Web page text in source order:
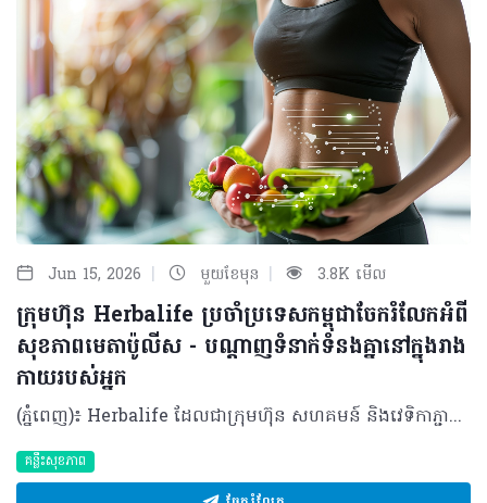
Jun 15, 2026 | មួយខែមុន | 3.8K មើល
ក្រុមហ៊ុន Herbalife ប្រចាំប្រទេសកម្ពុជាចែករំលែកអំពី
សុខភាពមេតាប៉ូលីស - បណ្តាញទំនាក់ទំនងគ្នានៅក្នុងរាង
កាយរបស់អ្នក
(ភ្នំពេញ)៖ Herbalife ដែលជាក្រុមហ៊ុន សហគមន៍ និងវេទិកាភ្ជាប់ទំនាក់ទំនង លំដាប់ថ្នាក់ពិភពលោក ផ្នែកសុខភាព និងសុខុមាលភាពបានចែករំលែកអំពី សុខភាពមេតាប៉ូលីសនិងបណ្តាញទំនាក់ទំនងគ្នានៅក្នុងរាងកាយរបស់អ្នក។ សុខភាពមេតាប៉ូលីស មិនមែនត្រឹមតែជាការគ្រប់គ្រងទម្ងន់ ឬជាតិស្ករនោះទេ ប៉ុន្តែវាគឺជាសមត្ថភាពរបស់រាងកាយក្នុងការបំប្លែងអាហារទៅជាថាមពលប្រកបដោយប្រសិទ្ធភាព។ វាក៏រួមបញ្ចូលទាំងការរក្សាកម្រិតជាតិស្ករ ជាតិខ្លាញ់ សម្ពាធឈាមឱ្យនៅកម្រិតល្អ និងការបង្ការការរលាករ៉ាំរ៉ៃក្នុងរាងកាយផងដែរ។ ការផ្លាស់ប្តូររបបអាហារ ការរស់នៅបែបអង្គុយច្រើនមិនសូវបញ្ចេញកម្លាំង គឺជាកត្តាជម្រុញឱ្យសុខភាពមេតាប៉ូលីសធ្លាក់ចុះ​។​ វាជាការចាំបាច់ដែលយើងត្រូវយកចិត្តទុកដាក់លើសុខភាពមេតាប៉ូលីសឱ្យបានតាំងពីដំបូង។​ យើងអាចធ្វើទៅបានតាម​រយៈ​ការទទួលទានអាហារដែលមានជីវជាតិគ្រប់គ្រាន់ និងការរក្សាទម្លាប់រស់នៅល្អៗឱ្យបានជាប់លាប់។ ការពង្រឹងសុខភាពមេតាប៉ូលីស មិនមែនជាការដោះស្រាយមួយឆាវៗនោះទេ ប៉ុន្តែវាទាមទារឱ្យយើងផ្ដោតលើការស្តារតុល្យភាពនៃប្រព័ន្ធរាងកាយទាំងមូលឡើងវិញ។ ខាងក្រោមនេះគឺជាវិធីសាស្ត្រមួយចំនួនដើម្បីសម្រេចគោលដៅនេះ៖ គន្លឹះទី ១៖ សមាសធាតុផ្សំនៃរាងកាយពិតជាសំខាន់ (Body composition matters) មេតាប៉ូលីស មិនមែនរងឥទ្ធិពលពីទម្ងន់ខ្លួនតែមួយមុខនោះទេ ប៉ុន្តែវាអាស្រ័យទៅលើសមាសធាតុផ្សំនៃរាងកាយទាំងមូល។ ការដឹងពីអត្រាធៀបរវាង សាច់ដុំ និងខ្លាញ់ ផ្តល់រូបភាពច្បាស់លាស់អំពីសុខភាពមេតាប៉ូលីស ជាងការមើលតែលើទម្ងន់ ឬសន្ទស្សន៍ម៉ាសរាងកាយ (BMI) តែម្យ៉ាង។ សាច់ដុំ កោសិកាសាច់ដុំគឺជាផ្នែកដែលសកម្មខ្លាំងក្នុងការធ្វើមេតាប៉ូលីស ដូច្នេះការមានសាច់ដុំកាន់តែច្រើន មានន័យថារាងកាយរបស់អ្នកប្រើប្រាស់ថាមពលកាន់តែច្រើន សូម្បីតែក្នុងពេលដែលអ្នកកំពុងសម្រាកក៏ដោយ។ ខ្លាញ់ ជាផ្នែកសំខាន់នៃសុខភាពមេតាប៉ូលីស វាជាប្រភពថាមពលដែលរាងកាយពឹងផ្អែកពេញមួយថ្ងៃ ហើយវាក៏ជាផ្នែកមួយ​ដែលជួយបង្កើតភ្នាសការពារកោសិកាផងដែរ។ ទោះជាយ៉ាងណាក៏ដោយ ខ្លាញ់ច្រើនពេក ជាពិសេសខ្លាញ់មិនល្អនៅជុំវិញសរីរាង្គខាងក្នុង (Internal Organ) អាចរំខានដល់តុល្យភាពមេតាប៉ូលីស និងអាច បង្កើនហានិភ័យនៃការរលាកផ្សេងៗ។ ខ្លាញ់ល្អ ដូចជាអាស៊ីតខ្លាញ់អូមេហ្គា-៣ (Omega-3) នៅក្នុងត្រី ខ្លាញ់នៅក្នុងគ្រាប់ធញ្ញជាតិ និងប្រេងអូលីវ គឺជួយពង្រឹងមុខងារមេតាប៉ូលីស។ ការស្រាវជ្រាវបានបង្ហាញថា អូមេហ្គា-៣ ជួយដល់ការបង្កើតសាច់ដុំ និងស្តារសាច់ដុំក្រោយហាត់ប្រាណឡើងវិញផងដែរ។ លើសពីនេះ វាក៏ជួយឱ្យរាងកាយប្រើប្រាស់ជាតិស្ករបានល្អ (អាំងស៊ុយលីន) ជួយគ្រប់គ្រងទម្ងន់ និងការពារកុំឱ្យបាត់បង់កម្លាំងសាច់ដុំ ចំពោះមនុស្សចាស់ដែលប្រឈមនឹងការស្រកសាច់ដុំតាមវ័យផងដែរ។ គន្លឹះទី ២៖ ការគ្រប់គ្រងកម្រិតជាតិស្ករក្នុងឈាម ការរក្សាកម្រិតជាតិស្ករក្នុងឈាមឱ្យមានលំនឹង គឺជាចំណុចដ៏សំខាន់បំផុតសម្រាប់សុខភាពមេតាប៉ូលីស។ នៅពេលយើងញ៉ាំកាបូអ៊ីដ្រាត ជាតិស្ករនឹងចូលទៅក្នុងឈាម រាងកាយនឹងបញ្ចេញអាំងស៊ុយលីន ដើម្បីជួយបញ្ជូនជាតិស្ករទាំងនោះទៅក្នុងកោសិកាសម្រាប់បង្កើតជាថាមពល។ ផ្ទុយទៅវិញ ការញ៉ាំអាហារដែលមានជាតិស្ករខ្ពស់ ញឹកញាប់ពេក (ដូចជា នំខេក នំបុ័ងស ឬភេសជ្ជៈផ្អែម) ដែលខ្វះជាតិសរសៃ និងប្រូតេអ៊ីន នឹងធ្វើឱ្យជាតិស្ករក្នុងឈាមឡើងខ្ពស់ខ្លាំងភ្លាមៗ ដែលបន្ទាប់មកបង្ខំឱ្យរាងកាយបញ្ចេញអាំងស៊ុយលីនមកច្រើនហួសប្រមាណ ដែលយូរៗទៅនឹងធ្វើឱ្យមេតាប៉ូលីសចុះខ្សោយ។ ដើម្បីឱ្យរាងកាយគ្រប់គ្រងថាមពលបានល្អ យើងគួរផ្តោតលើអាហារដែលមានតុល្យភាពដូចជា ម្សៅដែលមិនសូវឡើងជាតិស្ករខ្លាំង (Low-glycemic) ប្រូតេអ៊ីន ខ្លាញ់ល្អ និងជាតិសរសៃឱ្យបានច្រើន។ ការទទួលទានអាហារឱ្យទៀងពេលវេលា និងការចៀសវាងការទទួលទានពេលយប់ជ្រៅ គឺមានសារៈសំខាន់ខ្លាំងណាស់ ដើម្បីឱ្យប្រព័ន្ធមេតាប៉ូលីសដំណើរការស្របទៅតាមអ្វីដែលដែលរាងកាយអ្នកទម្លាប់ពីធម្មជាតិមកស្រាប់។ ការធ្វើបែបនេះ នឹងជួយឱ្យរាងកាយប្រើប្រាស់អាំងស៊ុយលីនបានកាន់តែមានប្រសិទ្ធភាព និងជួយឱ្យការទាញយកថាមពលមកប្រើប្រាស់បានកាន់តែល្អប្រសើរ។ គន្លឹះទី ៣៖ សុខភាពពោះវៀន ពោះវៀនត្រូវបានគេហៅថាជា "ខួរក្បាលទីពីរ" របស់រាងកាយ ហើយវាគឺជាកត្តាដ៏សំខាន់បំផុតមួយដែលជួយជម្រុញសុខភាពមេតាប៉ូលីស។ នៅក្នុងពោះវៀនមានមីក្រូសារពាង្គកាយតូចៗរាប់លាន ដែលធ្វើការងារយ៉ាងជិតស្និទ្ធជាមួយសរីរាង្គ​ផ្សេង​ៗ ដើម្បីជួយដល់ការបំប្លែងសារធាតុចិញ្ចឹម និងការទាញយកថាមពលពីអាហារ។ ប្រសិនបើពោះវៀនមានសុខភាពល្អ និងមានតុល្យភាព នោះមានន័យថាមេតាប៉ូលីសក៏ដំណើរការបានល្អផងដែរ។ សុខភាពពោះវៀន គឺជាដំណើរការដែលត្រូវធ្វើការបន្តិចម្តងៗ តាមរយៈការញ៉ាំអាហារដែលមានប្រូបាយអូទិក (Probiotics) អាហារដែលមានជាតិសរសៃ (Prebiotics)​ របបអាហារដែលមានតុល្យភាព និងការរស់នៅប្រកបដោយទម្លាប់ល្អ។ ការអនុវត្តទម្លាប់ទាំងនេះជាប់លាប់ នឹងជួយចិញ្ចឹមមីក្រូសារពាង្គកាយល្អៗក្នុងពោះវៀនឱ្យកាន់តែរឹងមាំ ដែលជួយដល់ប្រព័ន្ធភាពស៊ាំ កាត់បន្ថយការរលាកក្នុងរាងកាយ និងជម្រុញឱ្យប្រព័ន្ធមេតាប៉ូលីសដំណើរការបានកាន់តែប្រសើរ។ គន្លឹះទី ៤៖ ការសម្រាក និងការស្តារឡើងវិញ (Rest and reset) ការគេងបានស្កប់ស្កល់ និងការគ្រប់គ្រងស្ត្រេសបានល្អ ជួយឱ្យអ័រម៉ូនក្នុងរាងកាយមានលំនឹង ដែលជួយឱ្យប្រព័ន្ធមេតាប៉ូលីសដំណើរការបានល្អ ជួយគ្រប់គ្រងចំណង់អាហារ និងរក្សាកម្រិតជាតិស្ករក្នុងឈាមឱ្យមានស្ថេរភាព។ អ្វីដែលស្បែករបស់អ្នកអាចប្រាប់អំពីសុខភាពមេតាប៉ូលីស ទោះបីជាសុខភាពមេតាប៉ូលីសដំណើរការនៅខាងក្នុងក៏ដោយ ប៉ុន្តែផលប៉ះពាល់របស់វាក៏អាចបង្ហាញឱ្យឃើញនៅលើស្បែកផងដែរ។ ទោះបីជាសុខភាពស្បែកមិនមែនជាអ្នកកំណត់មុខងារមេតាប៉ូលីសក៏ដោយ ប៉ុន្តែវាអាចឆ្លុះបញ្ចាំងពីអតុល្យភាពដែលពាក់ព័ន្ធនឹងសុខភាពពោះវៀន ការគ្រប់គ្រងជាតិស្ករ សមាសធាតុផ្សំនៃរាងកាយ ការគេង ព្រមទាំងស្ត្រេសផងដែរ។ ស្បែកដែលថ្លា និងភ្លឺរលោង (Glass skin) ដែលមនុស្សជាច្រើនប្រាថ្នាចង់បាន គឺចាប់ផ្តើមចេញពីការផ្តល់អាហារូបត្ថម្ភដល់រាងកាយពីខាងក្នុង ៖ ប្រូតេអ៊ីន៖ ការទទួលទានប្រូតេអ៊ីនឱ្យបានគ្រប់គ្រាន់ជួយដល់ការជួសជុល និងបង្កើតកោសិកាស្បែកថ្មី បន្លែផ្លែឈើចម្រុះពណ៌៖ ផ្តល់នូវសារធាតុប្រឆាំងអុកស៊ីតកម្ម ដូចជាវីតាមីន A, C, E និងសារធាតុរុក្ខជាតិ (Phytonutrients) ដែលជួយការពារប្រឆាំងនឹងភាពតានតឹងអុកស៊ីតកម្ម និងជួយដល់ការបង្កើត Collagen ការរក្សាជាតិទឹក៖ ការញ៉ាំទឹកឱ្យបានគ្រប់គ្រាន់ និងអាហារដែលមានជីវជាតិចម្រុះមុខ ជួយរក្សារស្បែកឱ្យមានភាពយឺត និងស្រស់ថ្លា សុខភាពមេតាប៉ូលីសល្អ គឺជាការរៀបចំប្រព័ន្ធរាងកាយឱ្យមានភាពស៊ីសង្វាក់គ្នា។ ការជ្រើសរើសទម្លាប់ល្អៗជារៀងរាល់ថ្ងៃ ទោះបីជាជារឿងតូចតាច ក៏អាចបង្កើតជាគ្រឹះដ៏រឹងមាំសម្រាប់សុខភាពមេតាប៉ូលីស និងជួយឱ្យមានសុខភាពល្អក្នុងរយៈពេលវែង។ អំពីក្រុមហ៊ុន Herbalife ក្រុមហ៊ុន Herbalife (NYSE: HLF) គឺជាក្រុមហ៊ុនសុខភាព និងសុខុមាលភាពឈានមុខគេ និងជាសហគមន៍ដែលកំពុងផ្លាស់ប្តូរជីវិតរបស់មនុស្សជាមួយនឹងផលិតផលអាហារូបត្ថម្ភដ៏អស្ចារ្យ និងជាឱកាសអាជីវកម្មសម្រាប់សមាជិកឯករាជ្យ​របស់ខ្លួនចាប់តាំងពីឆ្នាំ 1980។ ក្រុមហ៊ុនផ្តល់ជូននូវផលិតផលដែលគាំទ្រដោយវិទ្យាសាស្រ្តដល់អ្នកប្រើប្រាស់នៅក្នុងទីផ្សារជាង 90។ តាមរយៈសមាជិកឯករាជ្យដែលផ្តល់ជូននូវការបណ្តុះបណ្តាលមួយទល់មួយ និងផ្តល់ការគាំទ្រសហគមន៍ដោយបំផុសគំនិតឱ្យអតិថិជនប្រកាន់ខ្ជាប់នូវរបៀបរស់នៅដែលមានភាពសកម្ម។
គន្លឹះសុខភាព